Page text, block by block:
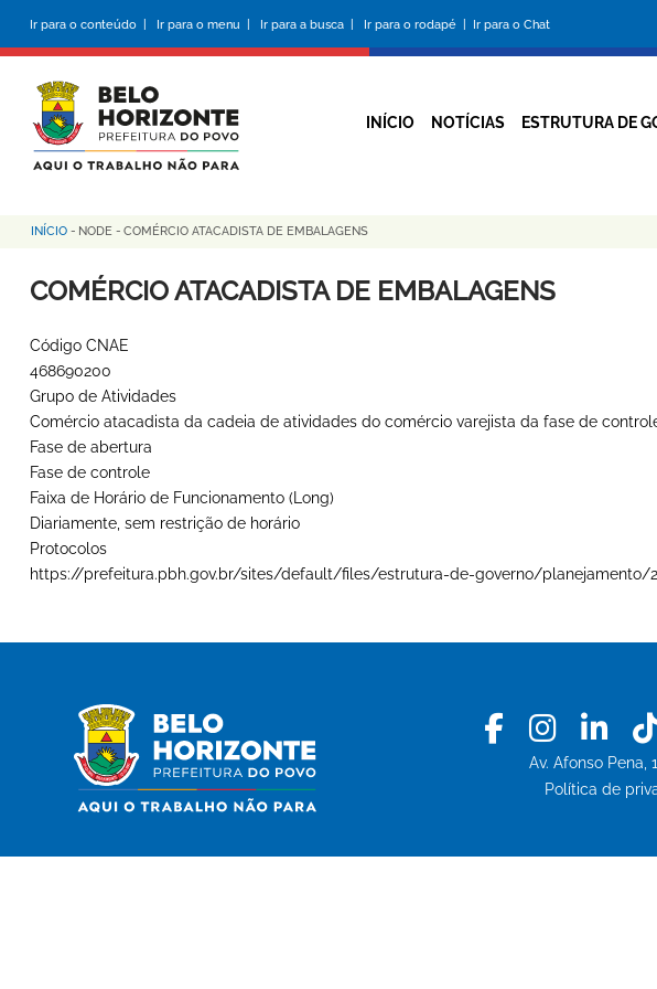
conteúdo
principal
Ir para o conteúdo | Ir para o menu | Ir para a busca | Ir para o rodapé | Ir para o Chat
INÍCIO NOTÍCIAS ESTRUTURA DE
Trilha
de
INÍCIO - NODE - COMÉRCIO ATACADISTA DE EMBALAGENS
COMÉRCIO ATACADISTA DE EMBALAGENS
Código CNAE
468690200
Grupo de Atividades
Comércio atacadista da cadeia de atividades do comércio varejista da fase de
Fase de abertura
Fase de controle
Faixa de Horário de Funcionamento (Long)
Diariamente, sem restrição de horário
Protocolos
https://prefeitura.pbh.gov.br/sites/default/files/estrutura-de-governo/planejamento/
Facebook
Av. Afonso Pena,
Política de